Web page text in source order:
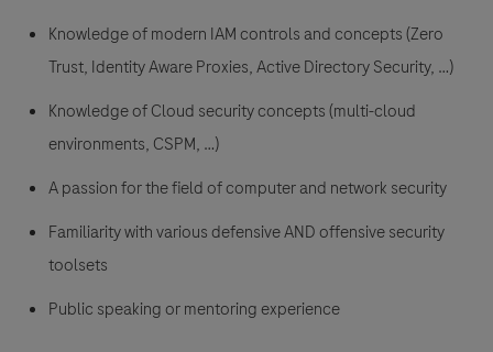
Knowledge of modern IAM controls and concepts (Zero
Trust, Identity Aware Proxies, Active Directory Security, …)
Knowledge of Cloud security concepts (multi-cloud
environments, CSPM, …)
A passion for the field of computer and network security
Familiarity with various defensive AND offensive security
toolsets
Public speaking or mentoring experience